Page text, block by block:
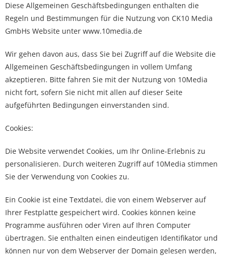
Diese Allgemeinen Geschäftsbedingungen enthalten die
Regeln und Bestimmungen für die Nutzung von CK10 Media
GmbHs Website unter www.10media.de
Wir gehen davon aus, dass Sie bei Zugriff auf die Website die
Allgemeinen Geschäftsbedingungen in vollem Umfang
akzeptieren. Bitte fahren Sie mit der Nutzung von 10Media
nicht fort, sofern Sie nicht mit allen auf dieser Seite
aufgeführten Bedingungen einverstanden sind.
Cookies:
Die Website verwendet Cookies, um Ihr Online-Erlebnis zu
personalisieren. Durch weiteren Zugriff auf 10Media stimmen
Sie der Verwendung von Cookies zu.
Ein Cookie ist eine Textdatei, die von einem Webserver auf
Ihrer Festplatte gespeichert wird. Cookies können keine
Programme ausführen oder Viren auf Ihren Computer
übertragen. Sie enthalten einen eindeutigen Identifikator und
können nur von dem Webserver der Domain gelesen werden,